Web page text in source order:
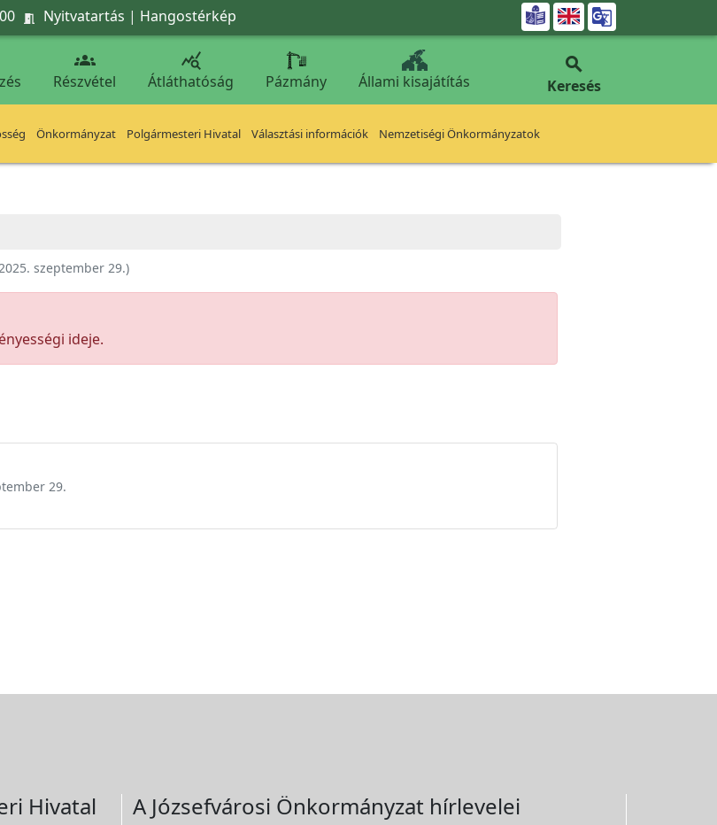
 Nyitvatartás | Hangostérkép 

Részvétel

Átláthatóság Pázmány Állami kisajátítás

Keresés
Önkormányzat Polgármesteri Hivatal Választási információk Nemzetiségi Önkormányzatok
szeptember 29.)
ideje.
29.
Hivatal A Józsefvárosi Önkormányzat hírlevelei